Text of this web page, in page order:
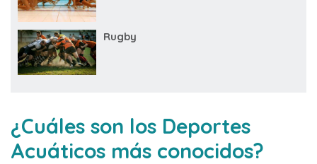
Rugby
¿Cuáles son los Deportes
Acuáticos más conocidos?